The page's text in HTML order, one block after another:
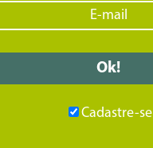
Cadastre-se